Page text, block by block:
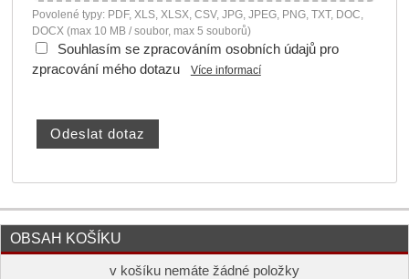
Povolené typy: PDF, XLS, XLSX, CSV, JPG, JPEG, PNG, TXT, DOC,
DOCX (max 10 MB / soubor, max 5 souborů)
Souhlasím se zpracováním osobních údajů pro
zpracování mého dotazu
Více informací
OBSAH KOŠÍKU
v košíku nemáte žádné položky